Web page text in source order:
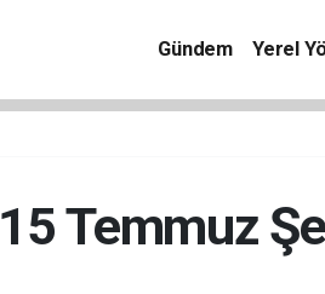
Gündem Yerel
15 Temmuz